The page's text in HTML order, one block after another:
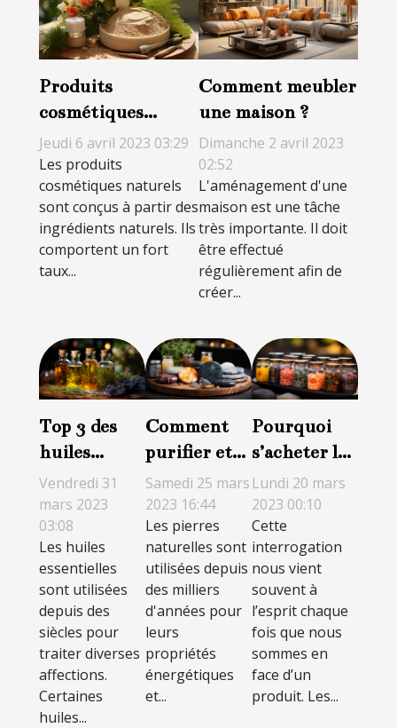
Produits
cosmétiques
naturels : les
incontournable
pour la peau
Jeudi 6 avril 2023 03:29
Les produits
cosmétiques naturels
sont conçus à partir des
ingrédients naturels. Ils
comportent un fort
taux...
Comment meubler
une maison ?
Dimanche 2 avril 2023
02:52
L'aménagement d'une
maison est une tâche
très importante. Il doit
être effectué
régulièrement afin de
créer...
Top 3 des
huiles
essentielles
les plus
efficaces
Vendredi 31
mars 2023
03:08
Les huiles
essentielles
sont utilisées
depuis des
siècles pour
traiter diverses
affections.
Certaines
huiles...
Comment
purifier et
recharger
une pierre
naturelle ?
Samedi 25 mars
2023 16:44
Les pierres
naturelles sont
utilisées depuis
des milliers
d'années pour
leurs
propriétés
énergétiques
et...
Pourquoi
s’acheter les
résines de
CBD en
ligne ?
Lundi 20 mars
2023 00:10
Cette
interrogation
nous vient
souvent à
l’esprit chaque
fois que nous
sommes en
face d’un
produit. Les...